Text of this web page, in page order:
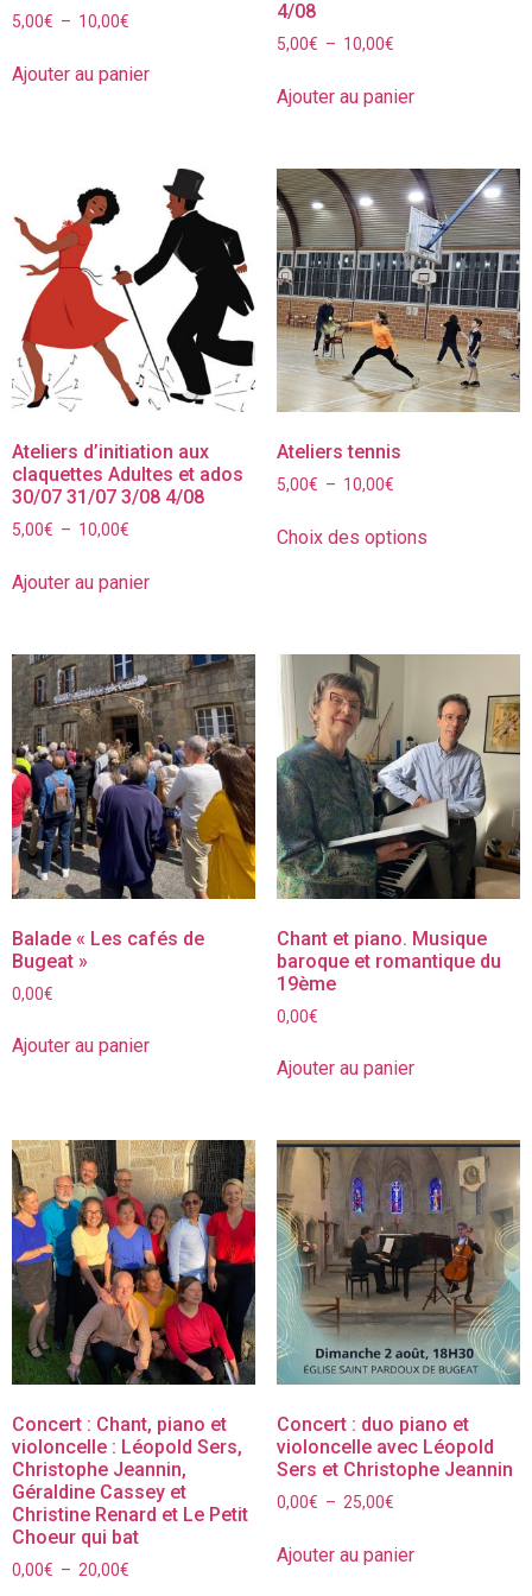
5,00€ – 10,00€
Ajouter au panier
4/08
5,00€ – 10,00€
Ajouter au panier
Ateliers d’initiation aux
claquettes Adultes et ados
30/07 31/07 3/08 4/08
5,00€ – 10,00€
Ajouter au panier
Ateliers tennis
5,00€ – 10,00€
Choix des options
Balade « Les cafés de
Bugeat »
0,00€
Ajouter au panier
Chant et piano. Musique
baroque et romantique du
19ème
0,00€
Ajouter au panier
Concert : Chant, piano et
violoncelle : Léopold Sers,
Christophe Jeannin,
Géraldine Cassey et
Christine Renard et Le Petit
Choeur qui bat
0,00€ – 20,00€
Concert : duo piano et
violoncelle avec Léopold
Sers et Christophe Jeannin
0,00€ – 25,00€
Ajouter au panier